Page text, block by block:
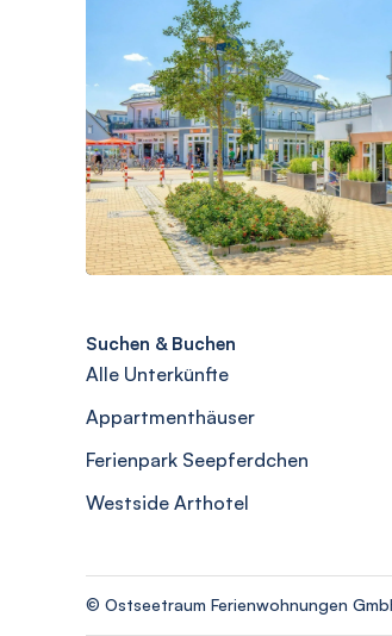
Suchen & Buchen
Alle Unterkünfte
Appartmenthäuser
Ferienpark Seepferdchen
Westside Arthotel
© Ostseetraum Ferienwohnungen